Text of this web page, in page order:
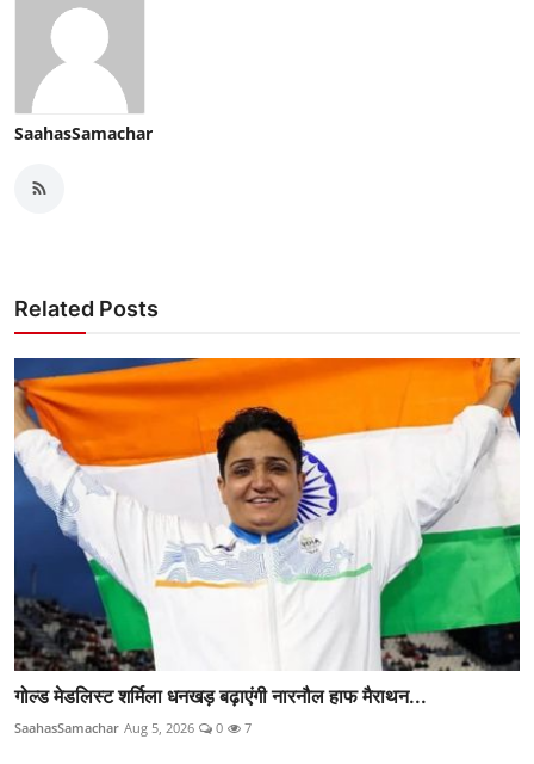
SaahasSamachar
Related Posts
गोल्ड मेडलिस्ट शर्मिला धनखड़ बढ़ाएंगी नारनौल हाफ मैराथन...
SaahasSamachar Aug 5, 2026 0 7